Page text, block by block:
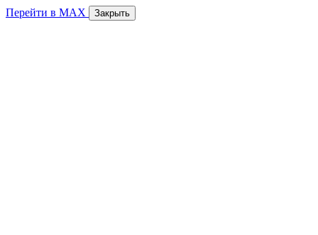
Перейти в MAX Закрыть